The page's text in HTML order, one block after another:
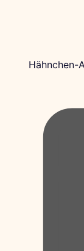
Hähnchen-